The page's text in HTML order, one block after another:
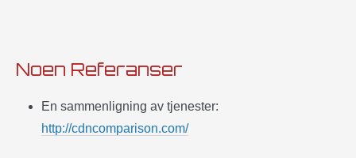
Noen Referanser
En sammenligning av tjenester:
http://cdncomparison.com/